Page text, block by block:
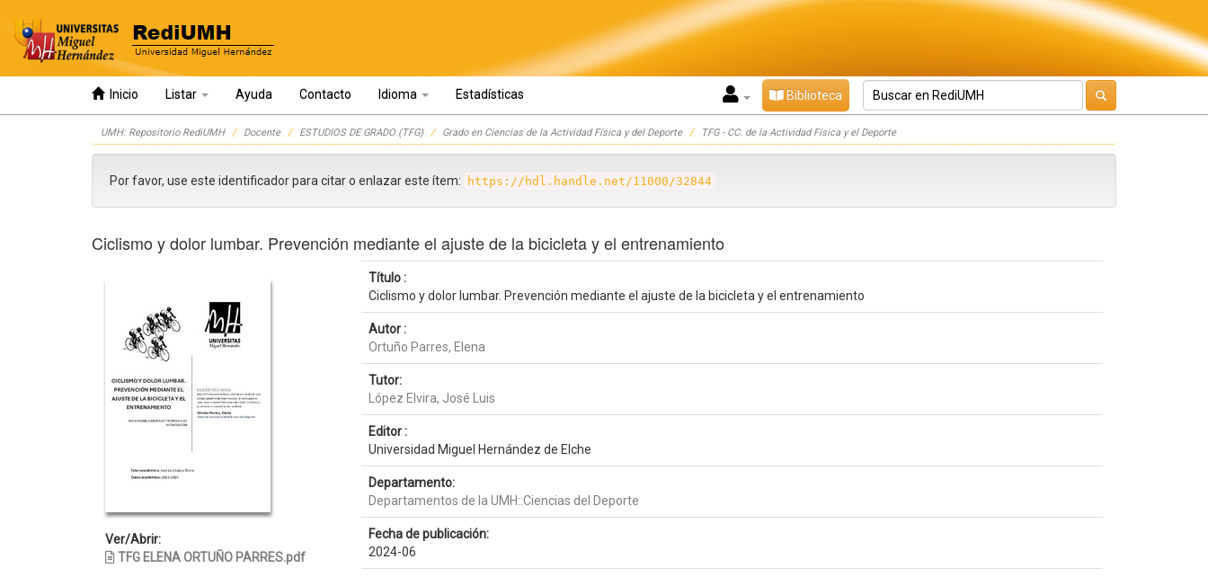
Inicio Listar Ayuda Contacto Idioma Estadísticas Biblioteca
UMH: Repositorio RediUMH Docente ESTUDIOS DE GRADO (TFG) Grado en Ciencias de la Actividad Física y del Deporte TFG - CC. de la Actividad Física y el Deporte
Por favor, use este identificador para citar o enlazar este ítem: https://hdl.handle.net/11000/32844
Ciclismo y dolor lumbar. Prevención mediante el ajuste de la bicicleta y el entrenamiento
Ver/Abrir:
TFG ELENA ORTUÑO PARRES.pdf
Título :
Ciclismo y dolor lumbar. Prevención mediante el ajuste de la bicicleta y el entrenamiento
Autor :
Ortuño Parres, Elena
Tutor:
López Elvira, José Luis
Editor :
Universidad Miguel Hernández de Elche
Departamento:
Departamentos de la UMH::Ciencias del Deporte
Fecha de publicación:
2024-06